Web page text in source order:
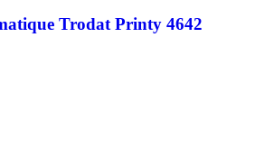
Trodat Printy 4642